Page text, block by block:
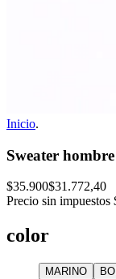
Inicio.
Sweater
$35.900$31.772,40
Precio sin impuestos
color
MARINO